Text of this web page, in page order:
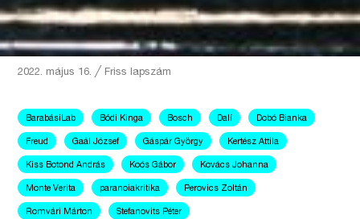
2022. május 16.╱ Friss lapszám
BarabásiLab Bódi Kinga Bosch Dalí Dobó Bianka
Freud Gaál József Gáspár György Kertész Attila
Kiss Botond András Koós Gábor Kovács Johanna
Monte Verita paranoiakritika Perovics Zoltán
Romvári Márton Stefanovits Péter